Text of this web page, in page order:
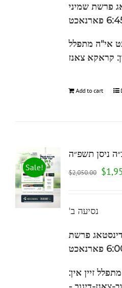
פרשת שמיני
פארנאכט
אי"ה מתפלל
קראקא צאנז
Add to cart
Sale!
ניסן תשפ״ה
$2,050.00 $
'נסיעה ב
דינסטאג פרשת
זיין אין: